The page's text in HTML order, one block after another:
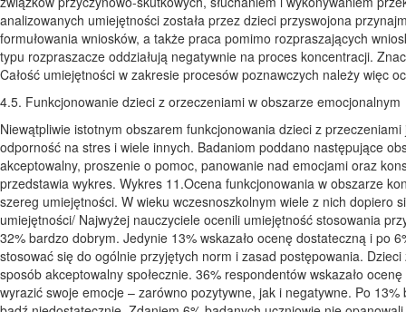
analizowanych umiejętności została przez dzieci przyswojona
formułowania wniosków, a także praca pomimo rozpraszających
typu rozpraszacze oddziałują negatywnie na proces koncentracji.
Całość umiejętności w zakresie procesów poznawczych należy więc
4.5. Funkcjonowanie dzieci z orzeczeniami w obszarze emocjonalnym
Niewątpliwie istotnym obszarem funkcjonowania dzieci z
odporność na stres i wiele innych. Badaniom poddano następujące
akceptowalny, proszenie o pomoc, panowanie nad emocjami oraz
przedstawia wykres. Wykres 11.Ocena funkcjonowania w obszarze
szereg umiejętności. W wieku wczesnoszkolnym wiele z nich dopiero
umiejętności/ Najwyżej nauczyciele ocenili umiejętność stosowania
32% bardzo dobrym. Jedynie 13% wskazało ocenę dostateczną i po
stosować się do ogólnie przyjętych norm i zasad postępowania.
sposób akceptowalny społecznie. 36% respondentów wskazało
wyrazić swoje emocje – zarówno pozytywne, jak i negatywne. Po